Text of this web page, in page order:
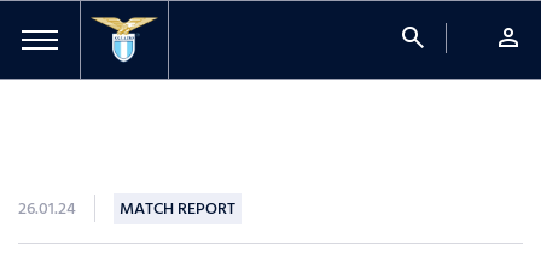
search person
26.01.24 MATCH REPORT